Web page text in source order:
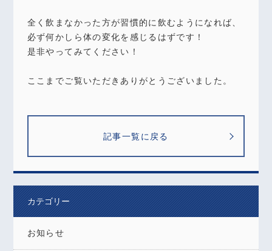
全く飲まなかった方が習慣的に飲むようになれば、
必ず何かしら体の変化を感じるはずです！
是非やってみてください！
ここまでご覧いただきありがとうございました。
記事一覧に戻る
カテゴリー
お知らせ